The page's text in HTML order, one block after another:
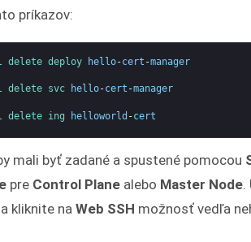
príkazov:
delete deploy hello-cert -manager
delete svc hello-cert -manager
delete ing helloworld -cert
mali byť zadané a spustené pomocou
pre Control Plane alebo Master Node
kliknite na Web SSH možnosť vedľa